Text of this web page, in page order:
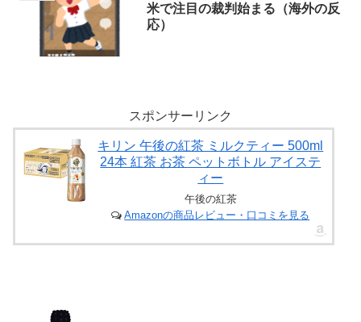
米で注目の裁判始まる（海外の反
応）
スポンサーリンク
キリン 午後の紅茶 ミルクティー 500ml
24本 紅茶 お茶 ペットボトル アイステ
ィー
午後の紅茶
Amazonの商品レビュー・口コミを見る